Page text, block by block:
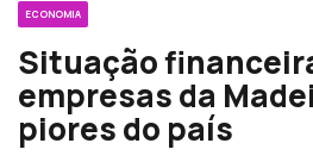
ECONOMIA
Situação
empresas da
piores do país